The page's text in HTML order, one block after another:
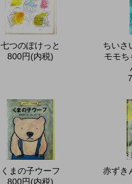
七つのぽけっと
800円(内税)
ちい
モモち
くまの子ウーフ
800円(内税)
赤ずき